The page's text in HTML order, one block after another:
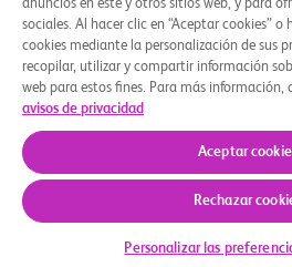
¿NECESITA AYUDA?
© 2026 Bristol-Myers
anuncios en este y otros sitios web, y para
sociales. Al hacer clic en “Aceptar cookies”
cookies mediante la personalización de sus
recopilar, utilizar y compartir información
web para estos fines. Para más información,
avisos de privacidad
Aceptar
Rechazar
Personalizar las